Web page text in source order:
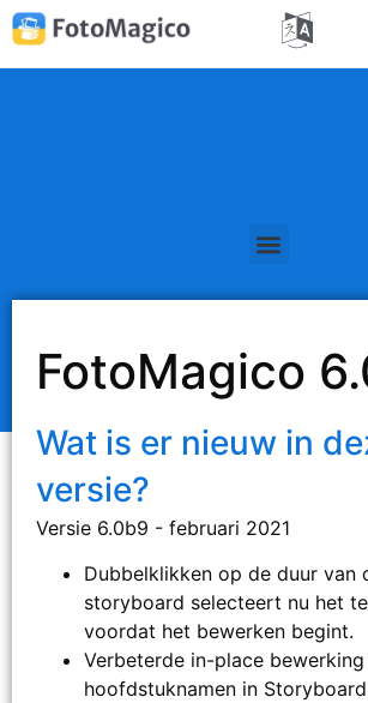
FotoMagico
Wat is er nieuw in
versie?
Versie 6.0b9 - februari 2021
Dubbelklikken op de duur van
storyboard selecteert nu het
voordat het bewerken begint.
Verbeterde in-place
hoofdstuknamen in